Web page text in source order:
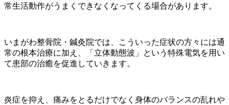
常生活動作がうまくできなくなってくる場合があります。
いまがわ整骨院・鍼灸院では、こういった症状の方々には通
常の根本治療に加え、「 立体動態波」という特殊電気を用い
て患部の治癒を促進していきます。
炎症を抑え、痛みをとるだけでなく身体のバランスの乱れや